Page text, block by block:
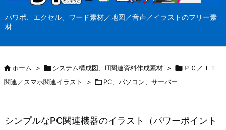
パワポ、エクセル、ワード素材／地図／音声／イラストのフリー素
材



ホーム > システム構成図、IT関連資料作成素材 >  ＰＣ／ＩＴ
関連／スマホ関連イラスト
> PC、パソコン、サーバー
シンプルなPC関連機器のイラスト（パワーポイント